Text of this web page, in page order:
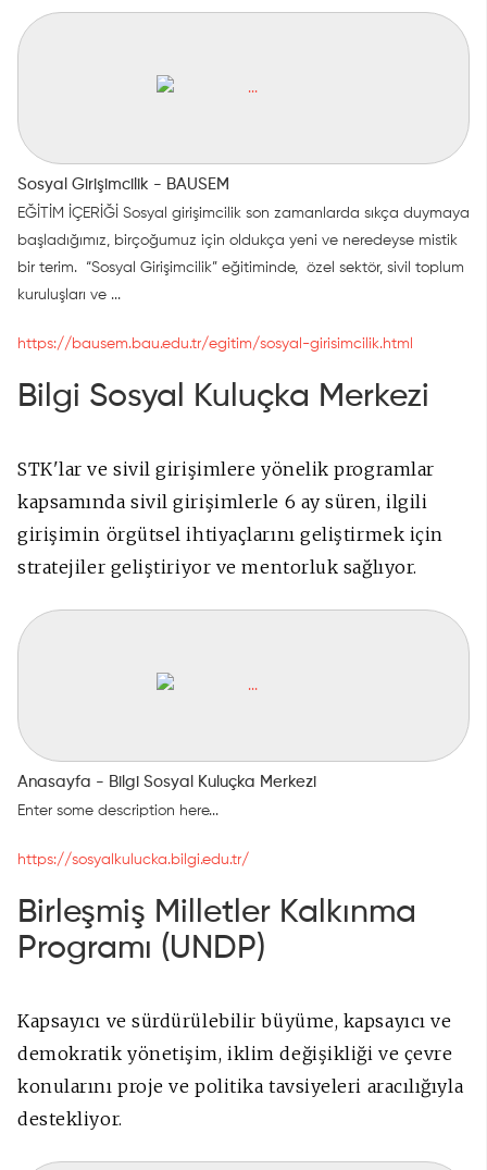
Sosyal Girişimcilik - BAUSEM
EĞİTİM İÇERİĞİ Sosyal girişimcilik son zamanlarda sıkça duymaya
başladığımız, birçoğumuz için oldukça yeni ve neredeyse mistik
bir terim. “Sosyal Girişimcilik” eğitiminde, özel sektör, sivil toplum
kuruluşları ve ...
https://bausem.bau.edu.tr/egitim/sosyal-girisimcilik.html
Bilgi Sosyal Kuluçka Merkezi
STK'lar ve sivil girişimlere yönelik programlar
kapsamında sivil girişimlerle 6 ay süren, ilgili
girişimin örgütsel ihtiyaçlarını geliştirmek için
stratejiler geliştiriyor ve mentorluk sağlıyor.
Anasayfa - Bilgi Sosyal Kuluçka Merkezi
Enter some description here...
https://sosyalkulucka.bilgi.edu.tr/
Birleşmiş Milletler Kalkınma
Programı (UNDP)
Kapsayıcı ve sürdürülebilir büyüme, kapsayıcı ve
demokratik yönetişim, iklim değişikliği ve çevre
konularını proje ve politika tavsiyeleri aracılığıyla
destekliyor.